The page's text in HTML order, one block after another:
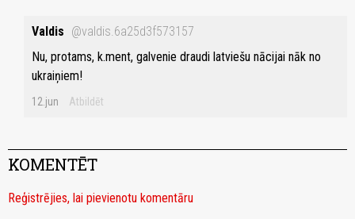
Valdis @valdis.6a25d3f573157
Nu, protams, k.ment, galvenie draudi latviešu nācijai nāk no
ukraiņiem!
12.jun Atbildēt
KOMENTĒT
Reģistrējies, lai pievienotu komentāru